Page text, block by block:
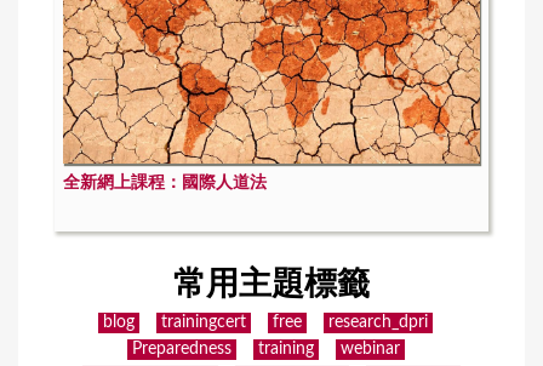
全新網上課程：國際人道法
常用主題標籤
blog trainingcert free
research_dpri
Preparedness
training
webinar